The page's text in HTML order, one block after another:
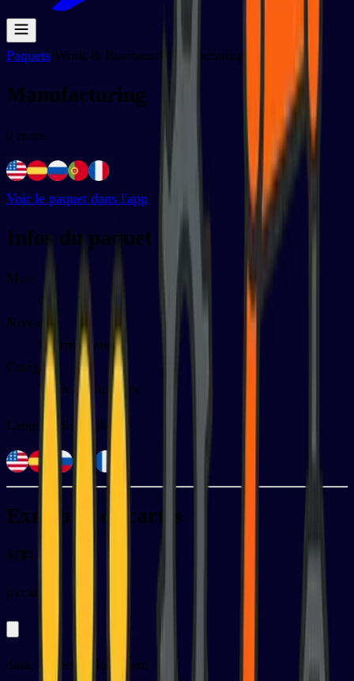
Paquets/Work & Business/Manufacturing
Manufacturing
0 mots
Voir le paquet dans l'app
Infos du paquet
Mots
0
Niveau
Intermediate
Catégorie
Work & Business
Langues disponibles
Exemples de cartes
材料
pycáiliào
data, material, document